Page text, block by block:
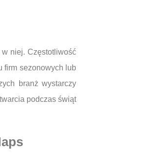
niej. Częstotliwość
firm sezonowych lub
branż wystarczy
podczas świąt